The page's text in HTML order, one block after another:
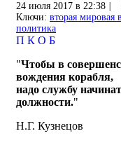
24 июля 2017 в 22:38
Ключи: вторая мировая
политика
П К О Б
"Чтобы в
вождения корабля,
надо службу
должности."
Н.Г. Кузнецов